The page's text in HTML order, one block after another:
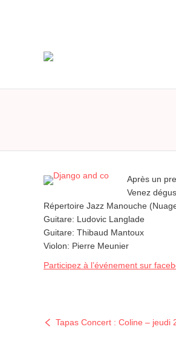
Après un
Venez
Répertoire Jazz Manouche
Guitare: Ludovic Langlade
Guitare: Thibaud Mantoux
Violon: Pierre Meunier
Participez à l’événement sur
Tapas Concert : Coline – jeudi